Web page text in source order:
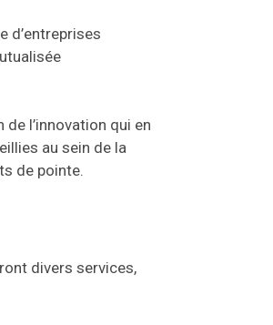
d’entreprises
l’innovation qui en
au sein de la
de pointe.
divers services,